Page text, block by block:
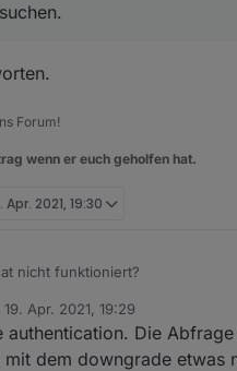
Forum!
wenn er euch geholfen hat.
Apr. 2021, 19:30
nicht funktioniert?
?
versucht ?
19. Apr. 2021, 19:29
von
authentication. Die
dem downgrade etwas